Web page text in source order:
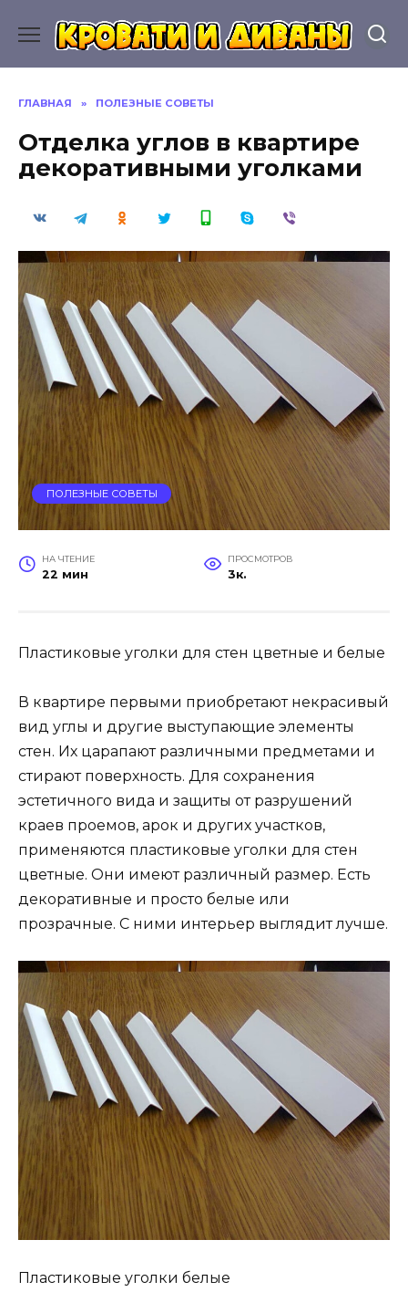
содержанию
ГЛАВНАЯ » ПОЛЕЗНЫЕ СОВЕТЫ
Отделка углов в квартире
декоративными уголками
ПОЛЕЗНЫЕ СОВЕТЫ
НА ЧТЕНИЕ
22 мин
ПРОСМОТРОВ
3к.
Пластиковые уголки для стен цветные и белые
В квартире первыми приобретают некрасивый
вид углы и другие выступающие элементы
стен. Их царапают различными предметами и
стирают поверхность. Для сохранения
эстетичного вида и защиты от разрушений
краев проемов, арок и других участков,
применяются пластиковые уголки для стен
цветные. Они имеют различный размер. Есть
декоративные и просто белые или
прозрачные. С ними интерьер выглядит лучше.
Пластиковые уголки белые